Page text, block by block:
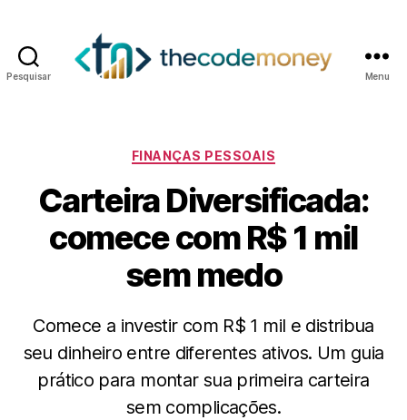
Pesquisar Menu
Categorias
FINANÇAS PESSOAIS
Carteira Diversificada:
comece com R$ 1 mil
sem medo
Comece a investir com R$ 1 mil e distribua
seu dinheiro entre diferentes ativos. Um guia
prático para montar sua primeira carteira
sem complicações.